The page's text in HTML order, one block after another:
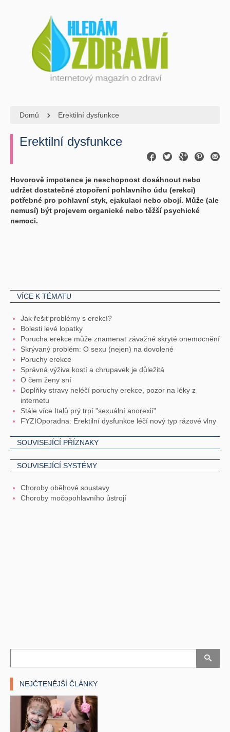
Domů Erektilní dysfunkce
Erektilní dysfunkce
Hovorově impotence je neschopnost dosáhnout nebo
udržet dostatečné ztopoření pohlavního údu (erekci)
potřebné pro pohlavní styk, ejakulaci nebo obojí. Může (ale
nemusí) být projevem organické nebo těžší psychické
nemoci.
VÍCE K TÉMATU
Jak řešit problémy s erekcí?
Bolesti levé lopatky
Porucha erekce může znamenat závažné skryté onemocnění
Skrývaný problém: O sexu (nejen) na dovolené
Poruchy erekce
Správná výživa kostí a chrupavek je důležitá
O čem ženy sní
Doplňky stravy neléčí poruchy erekce, pozor na léky z
internetu
Stále více Italů prý trpí "sexuální anorexií"
FYZIOporadna: Erektilní dysfunkce léčí nový typ rázové vlny
SOUVISEJÍCÍ PŘÍZNAKY
SOUVISEJÍCÍ SYSTÉMY
Choroby oběhové soustavy
Choroby močopohlavního ústrojí
NEJČTENĚJŠÍ ČLÁNKY